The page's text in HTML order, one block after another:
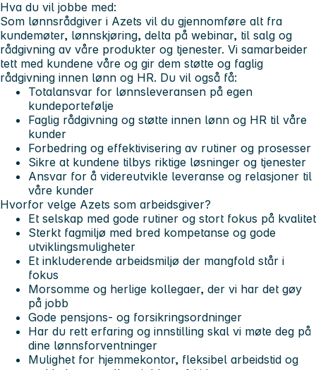
Hva du vil jobbe med:
Som lønnsrådgiver i Azets vil du gjennomføre alt fra
kundemøter, lønnskjøring, delta på webinar, til salg og
rådgivning av våre produkter og tjenester. Vi samarbeider
tett med kundene våre og gir dem støtte og faglig
rådgivning innen lønn og HR. Du vil også få:
Totalansvar for lønnsleveransen på egen
kundeportefølje
Faglig rådgivning og støtte innen lønn og HR til våre
kunder
Forbedring og effektivisering av rutiner og prosesser
Sikre at kundene tilbys riktige løsninger og tjenester
Ansvar for å videreutvikle leveranse og relasjoner til
våre kunder
Hvorfor velge Azets som arbeidsgiver?
Et selskap med gode rutiner og stort fokus på kvalitet
Sterkt fagmiljø med bred kompetanse og gode
utviklingsmuligheter
Et inkluderende arbeidsmiljø der mangfold står i
fokus
Morsomme og herlige kollegaer, der vi har det gøy
på jobb
Gode pensjons- og forsikringsordninger
Har du rett erfaring og innstilling skal vi møte deg på
dine lønnsforventninger
Mulighet for hjemmekontor, fleksibel arbeidstid og